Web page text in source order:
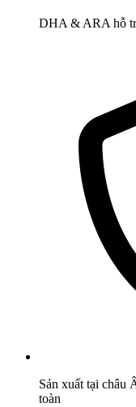
DHA & ARA hỗ
Sản xuất tại châu
toàn